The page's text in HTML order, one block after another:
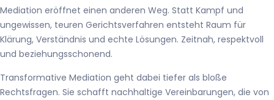
Mediation eröffnet einen anderen Weg. Statt Kampf und
ungewissen, teuren Gerichtsverfahren entsteht Raum für
Klärung, Verständnis und echte Lösungen. Zeitnah, respektvoll
und beziehungsschonend.
Transformative Mediation geht dabei tiefer als bloße
Rechtsfragen. Sie schafft nachhaltige Vereinbarungen, die von